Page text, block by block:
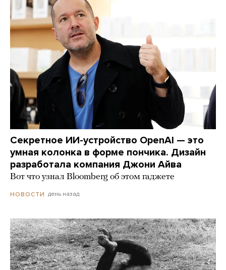
Секретное ИИ-устройство OpenAI — это
умная колонка в форме пончика. Дизайн
разработала компания Джони Айва
Вот что узнал Bloomberg об этом гаджете
НОВОСТИ день назад